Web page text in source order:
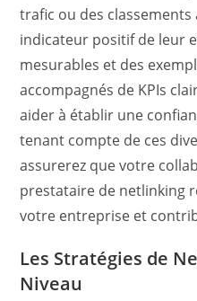
trafic ou des classements
indicateur positif de leur
mesurables et des
accompagnés de KPIs
aider à établir une
tenant compte de ces
assurerez que votre
prestataire de netlinking
votre entreprise et
Les Stratégies de
Niveau